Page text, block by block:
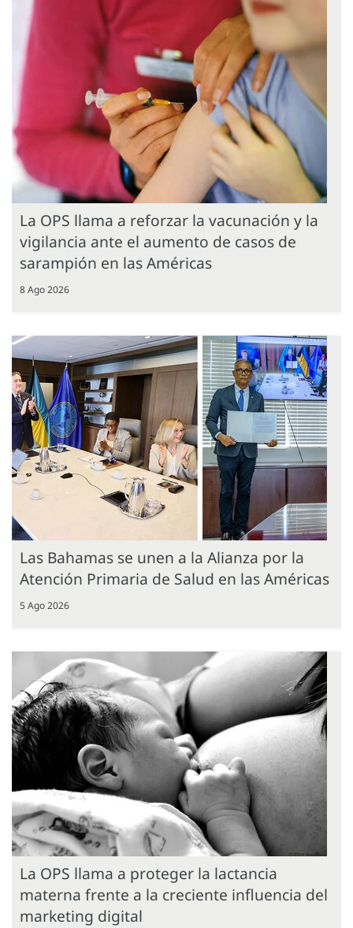
La OPS llama a reforzar la vacunación y la
vigilancia ante el aumento de casos de
sarampión en las Américas
8 Ago 2026
Las Bahamas se unen a la Alianza por la
Atención Primaria de Salud en las Américas
5 Ago 2026
La OPS llama a proteger la lactancia
materna frente a la creciente influencia del
marketing digital